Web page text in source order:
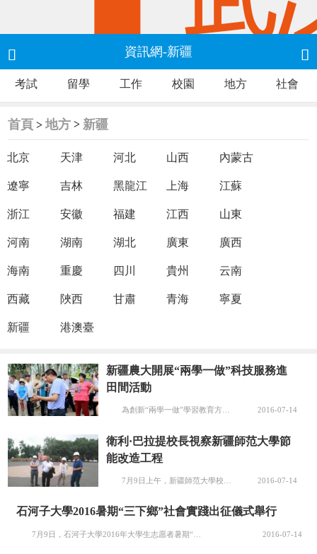
 資訊網-新疆 
考試 留學 工作 校園 地方 社會
首頁 >地方 > 新疆
北京 天津 河北 山西 內蒙古
遼寧 吉林 黑龍江 上海 江蘇
浙江 安徽 福建 江西 山東
河南 湖南 湖北 廣東 廣西
海南 重慶 四川 貴州 云南
西藏 陜西 甘肅 青海 寧夏
新疆 港澳臺
新疆農大開展“兩學一做”科技服務進
田間活動
2016-07-14
衛利·巴拉提校長視察新疆師范大學節
能改造工程
2016-07-14
石河子大學2016暑期“三下鄉”社會實踐出征儀式舉行
2016-07-14